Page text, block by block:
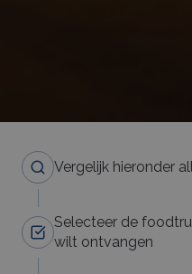
Vergelijk hieronder
Selecteer de
wilt ontvangen